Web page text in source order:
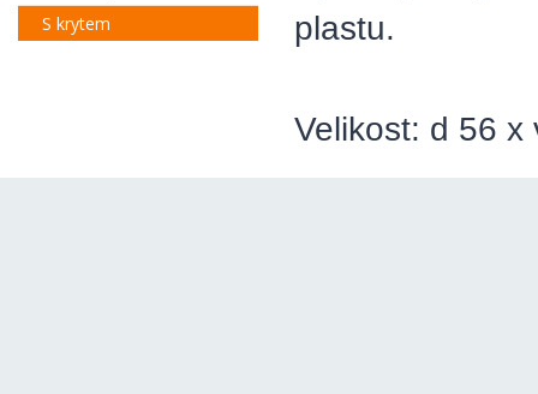
S krytem
plastu.
Velikost: d 56 x